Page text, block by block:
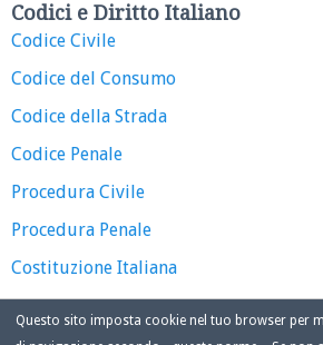
Codici e Diritto Italiano
Codice Civile
Codice del Consumo
Codice della Strada
Codice Penale
Procedura Civile
Procedura Penale
Costituzione Italiana
Questo sito imposta cookie nel tuo browser per